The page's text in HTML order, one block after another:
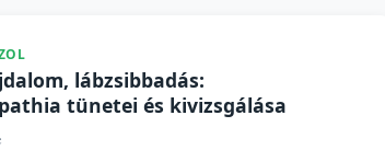
lábzsibbadás:
tünetei és kivizsgálása